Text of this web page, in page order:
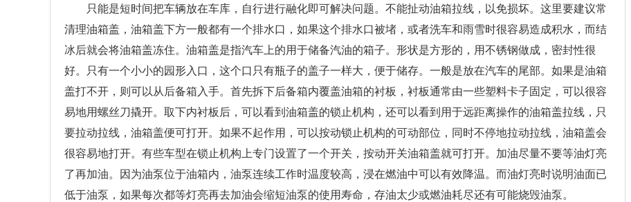
只能是短时间把车辆放在车库，自行进行融化即可解决问题。不能扯动油箱拉线，以免损坏。这里要建议常
清理油箱盖，油箱盖下方一般都有一个排水口，如果这个排水口被堵，或者洗车和雨雪时很容易造成积水，而结
冰后就会将油箱盖冻住。油箱盖是指汽车上的用于储备汽油的箱子。形状是方形的，用不锈钢做成，密封性很
好。只有一个小小的园形入口，这个口只有瓶子的盖子一样大，便于储存。一般是放在汽车的尾部。如果是油箱
盖打不开，则可以从后备箱入手。首先拆下后备箱内覆盖油箱的衬板，衬板通常由一些塑料卡子固定，可以很容
易地用螺丝刀撬开。取下内衬板后，可以看到油箱盖的锁止机构，还可以看到用于远距离操作的油箱盖拉线，只
要拉动拉线，油箱盖便可打开。如果不起作用，可以按动锁止机构的可动部位，同时不停地拉动拉线，油箱盖会
很容易地打开。有些车型在锁止机构上专门设置了一个开关，按动开关油箱盖就可打开。加油尽量不要等油灯亮
了再加油。因为油泵位于油箱内，油泵连续工作时温度较高，浸在燃油中可以有效降温。而油灯亮时说明油面已
低于油泵，如果每次都等灯亮再去加油会缩短油泵的使用寿命，存油太少或燃油耗尽还有可能烧毁油泵。